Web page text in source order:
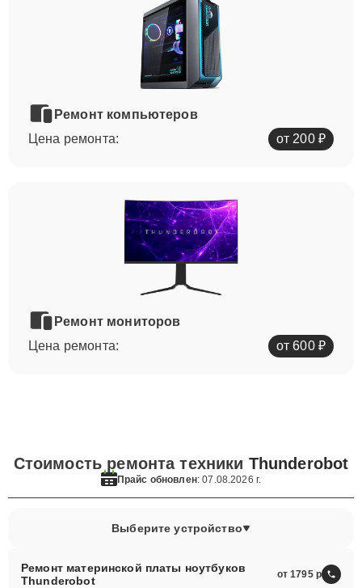
Ремонт компьютеров
Цена ремонта:
от 200 ₽
Ремонт мониторов
Цена ремонта:
от 600 ₽
Стоимость ремонта техники Thunderobot
Прайс обновлен: 07.08.2026 г.
Выберите устройство
Ремонт материнской платы ноутбуков
Thunderobot
от 1795